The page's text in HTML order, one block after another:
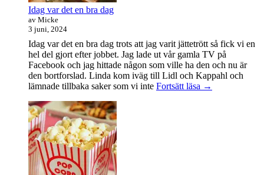
Idag var det en bra dag
av Micke
3 juni, 2024
Idag var det en bra dag trots att jag varit jättetrött så fick vi en
hel del gjort efter jobbet. Jag lade ut vår gamla TV på
Facebook och jag hittade någon som ville ha den och nu är
den bortforslad. Linda kom iväg till Lidl och Kappahl och
lämnade tillbaka saker som vi inte Fortsätt läsa Idag
→